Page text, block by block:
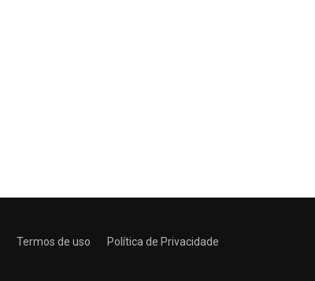
Termos de uso
Política de Privacidade